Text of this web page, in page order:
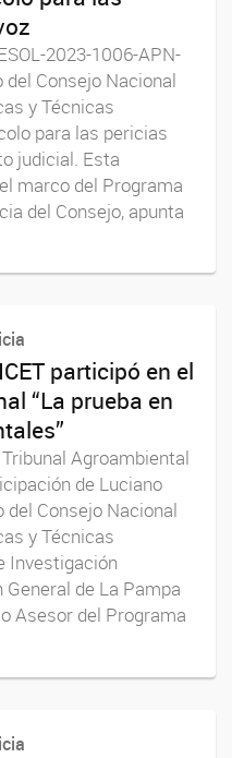
2023-1006-APN-
del Consejo Nacional
y Técnicas
para las pericias
judicial. Esta
marco del Programa
del Consejo, apunta
participó en el
“La prueba en
Agroambiental
de Luciano
Consejo Nacional
y Técnicas
Investigación
de La Pampa
Asesor del Programa